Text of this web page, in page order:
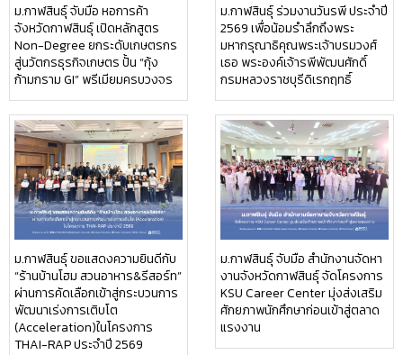
ม.กาฬสินธุ์ จับมือ หอการค้า
จังหวัดกาฬสินธุ์ เปิดหลักสูตร
Non-Degree ยกระดับเกษตรกร
สู่นวัตกรธุรกิจเกษตร ปั้น “กุ้ง
ก้ามกราม GI” พรีเมียมครบวงจร
ม.กาฬสินธุ์ ร่วมงานวันรพี ประจำปี
2569 เพื่อน้อมรำลึกถึงพระ
มหากรุณาธิคุณพระเจ้าบรมวงศ์
เธอ พระองค์เจ้ารพีพัฒนศักดิ์
กรมหลวงราชบุรีดิเรกฤทธิ์
ม.กาฬสินธุ์ ขอแสดงความยินดีกับ
“ร้านบ้านโฮม สวนอาหาร&รีสอร์ท”
ผ่านการคัดเลือกเข้าสู่กระบวนการ
พัฒนาเร่งการเติบโต
(Acceleration)ในโครงการ
THAI-RAP ประจำปี 2569
ม.กาฬสินธุ์ จับมือ สำนักงานจัดหา
งานจังหวัดกาฬสินธุ์ จัดโครงการ
KSU Career Center มุ่งส่งเสริม
ศักยภาพนักศึกษาก่อนเข้าสู่ตลาด
แรงงาน